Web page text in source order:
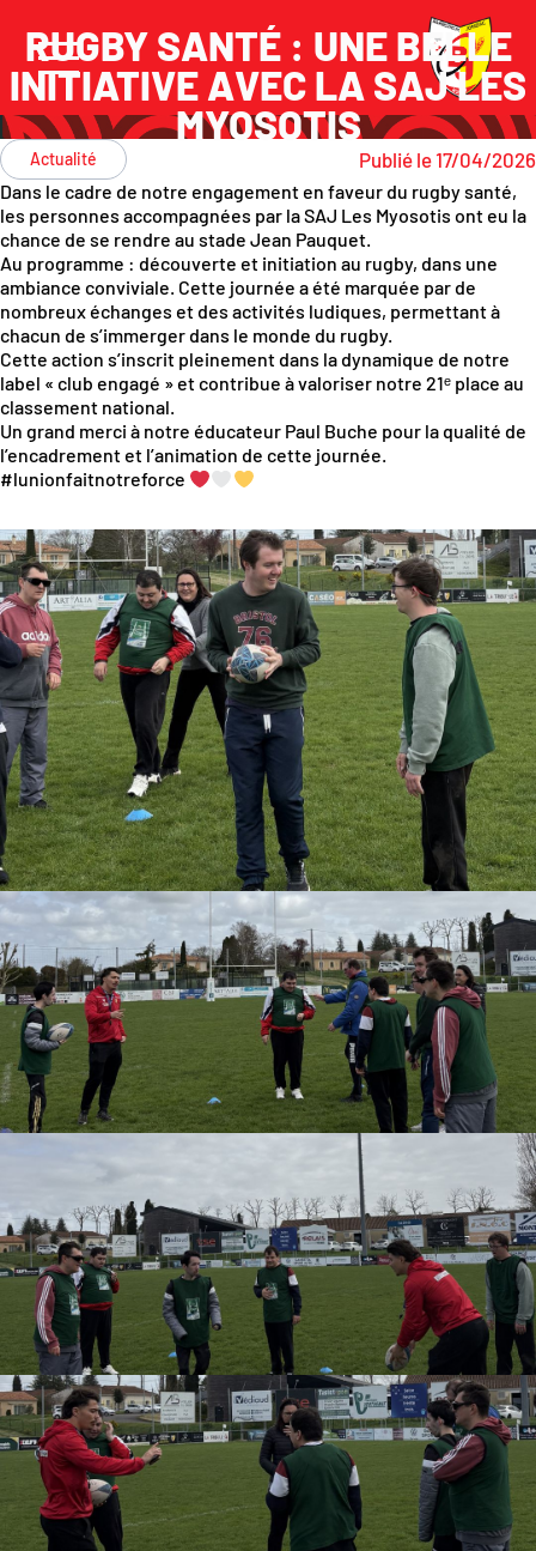
RUGBY SANTÉ : UNE BELLE
INITIATIVE AVEC LA SAJ LES
MYOSOTIS
Actualité Publié le 17/04/2026
Dans le cadre de notre engagement en faveur du rugby santé,
les personnes accompagnées par la SAJ Les Myosotis ont eu la
chance de se rendre au stade Jean Pauquet.
Au programme : découverte et initiation au rugby, dans une
ambiance conviviale. Cette journée a été marquée par de
nombreux échanges et des activités ludiques, permettant à
chacun de s’immerger dans le monde du rugby.
Cette action s’inscrit pleinement dans la dynamique de notre
label « club engagé » et contribue à valoriser notre 21ᵉ place au
classement national.
Un grand merci à notre éducateur Paul Buche pour la qualité de
l’encadrement et l’animation de cette journée.
#lunionfaitnotreforce